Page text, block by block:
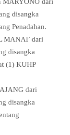
disangka
Penadahan.
MANAF dari
disangka
(1) KUHP
dari
disangka